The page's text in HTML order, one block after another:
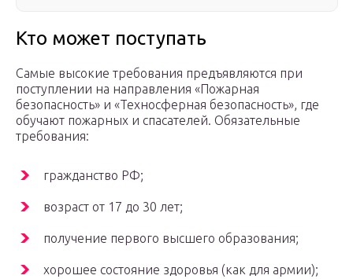
Кто может поступать
Самые высокие требования предъявляются при
поступлении на направления «Пожарная
безопасность» и «Техносферная безопасность», где
обучают пожарных и спасателей. Обязательные
требования:
гражданство РФ;
возраст от 17 до 30 лет;
получение первого высшего образования;
хорошее состояние здоровья (как для армии);